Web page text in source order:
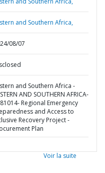
and Southern Africa,
08/07
and Southern Africa -
AND SOUTHERN AFRICA-
Regional Emergency
and Access to
Recovery Project -
Plan
Voir la suite